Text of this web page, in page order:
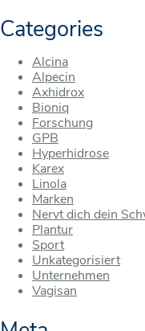
Categories
Alcina
Alpecin
Axhidrox
Bioniq
Forschung
GPB
Hyperhidrose
Karex
Linola
Marken
Nervt dich dein
Plantur
Sport
Unkategorisiert
Unternehmen
Vagisan